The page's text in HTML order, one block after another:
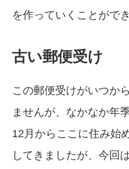
を作っていくことがで
古い郵便受け
この郵便受けがいつか
ませんが、なかなか年
12月からここに住み始
してきましたが、今回